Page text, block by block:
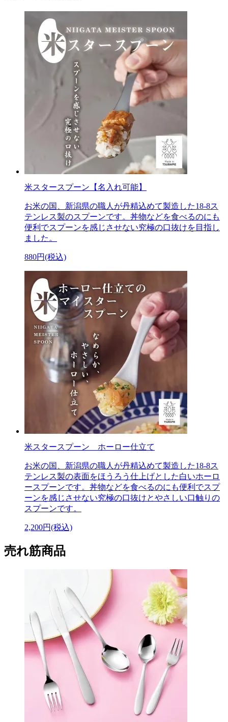
米スタースプーン【名入れ可能】
お米の国、新潟県の職人が丹精込めて製造した18-8ス
テンレス製のスプーンです。丼物などを食べるのにも
便利でスプーンを感じさせない究極の口抜けを目指し
ました。
880円(税込)
米スタースプーン ホーロー仕立て
お米の国、新潟県の職人が丹精込めて製造した18-8ス
テンレス製の表面をほうろう仕上げとした白いホーロ
ースプーンです。丼物などを食べるのにも便利でスプ
ーンを感じさせない究極の口抜けとやさしい口触りの
スプーンです。
2,200円(税込)
売れ筋商品